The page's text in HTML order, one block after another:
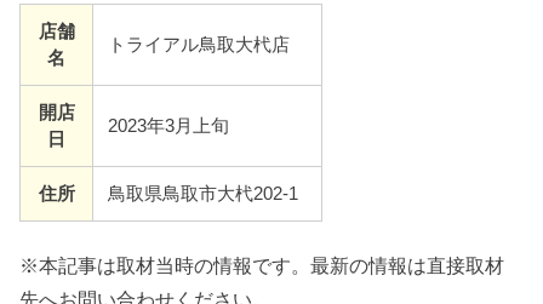
店舗
名
トライアル鳥取大杙店
開店
日
2023年3月上旬
住所 鳥取県鳥取市大杙202-1
※本記事は取材当時の情報です。最新の情報は直接取材
先へお問い合わせください。